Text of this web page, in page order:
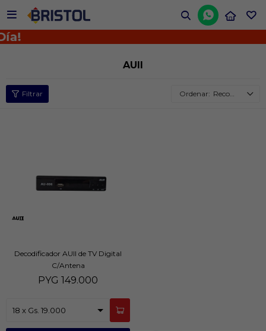


AUII
Recomendados
Decodificador AUII de TV Digital
C/Antena
PYG 149.000